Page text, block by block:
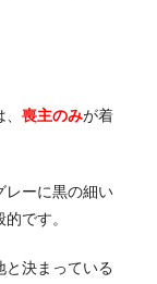
喪主のみが着
レーに黒の細い
です。
と決まっている